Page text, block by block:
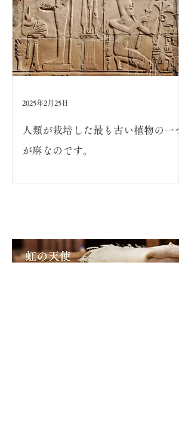
人類が栽培した最も古い植物の一つ
が麻なのです。
2025年2月25日